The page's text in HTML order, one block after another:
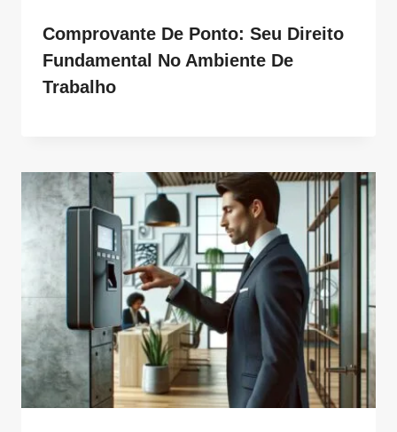
Comprovante De Ponto: Seu Direito
Fundamental No Ambiente De
Trabalho